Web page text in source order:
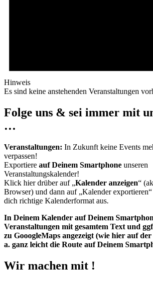
Hinweis
Es sind keine anstehenden Veranstaltungen
Folge uns & sei immer mit
…
Veranstaltungen: In Zukunft keine Events
verpassen!
Exportiere auf Deinem Smartphone unseren
Veranstaltungskalender!
Klick hier drüber auf „Kalender anzeigen“
Browser) und dann auf „Kalender
dich richtige Kalenderformat aus.
In Deinem Kalender auf Deinem
Veranstaltungen mit gesamtem Text und
zu GooogleMaps angezeigt (wie hier auf
a. ganz leicht die Route auf Deinem
Wir machen mit !